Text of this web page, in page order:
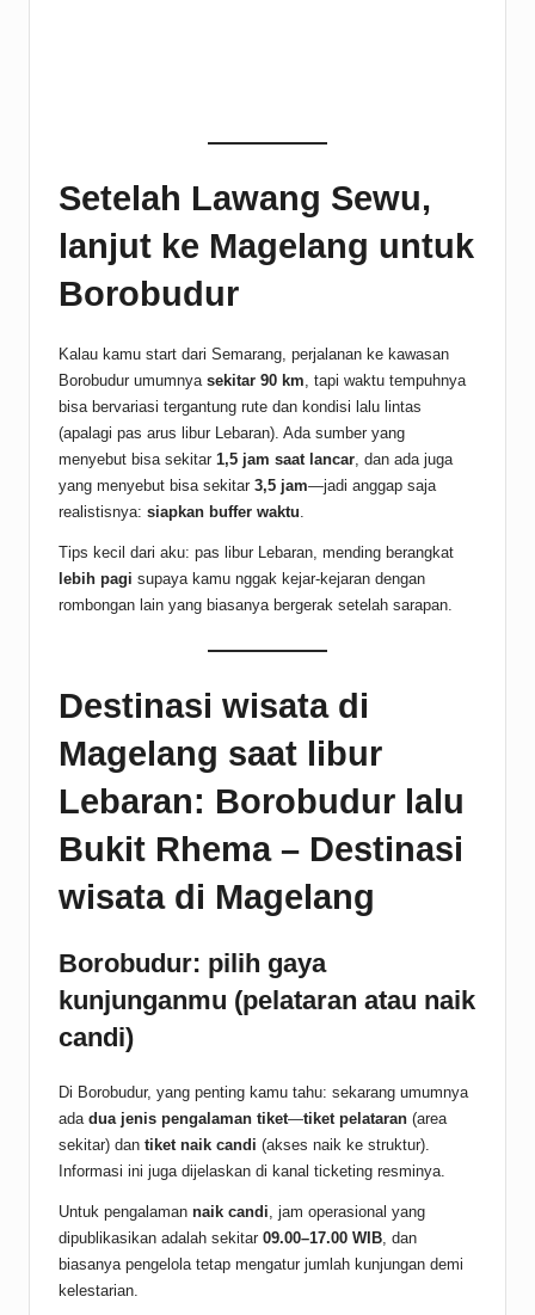
Setelah Lawang Sewu,
lanjut ke Magelang untuk
Borobudur
Kalau kamu start dari Semarang, perjalanan ke kawasan
Borobudur umumnya sekitar 90 km, tapi waktu tempuhnya
bisa bervariasi tergantung rute dan kondisi lalu lintas
(apalagi pas arus libur Lebaran). Ada sumber yang
menyebut bisa sekitar 1,5 jam saat lancar, dan ada juga
yang menyebut bisa sekitar 3,5 jam—jadi anggap saja
realistisnya: siapkan buffer waktu.
Tips kecil dari aku: pas libur Lebaran, mending berangkat
lebih pagi supaya kamu nggak kejar-kejaran dengan
rombongan lain yang biasanya bergerak setelah sarapan.
Destinasi wisata di
Magelang saat libur
Lebaran: Borobudur lalu
Bukit Rhema – Destinasi
wisata di Magelang
Borobudur: pilih gaya
kunjunganmu (pelataran atau naik
candi)
Di Borobudur, yang penting kamu tahu: sekarang umumnya
ada dua jenis pengalaman tiket—tiket pelataran (area
sekitar) dan tiket naik candi (akses naik ke struktur).
Informasi ini juga dijelaskan di kanal ticketing resminya.
Untuk pengalaman naik candi, jam operasional yang
dipublikasikan adalah sekitar 09.00–17.00 WIB, dan
biasanya pengelola tetap mengatur jumlah kunjungan demi
kelestarian.